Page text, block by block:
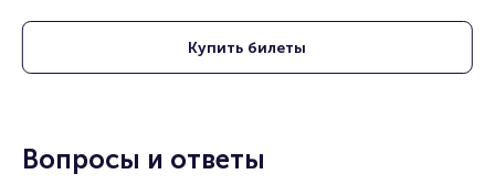
Брокерам
Купить билеты
Вопросы и ответы